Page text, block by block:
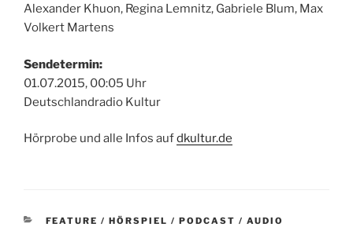
Alexander Khuon, Regina Lemnitz, Gabriele Blum, Max
Volkert Martens
Sendetermin:
01.07.2015, 00:05 Uhr
Deutschlandradio Kultur
Hörprobe und alle Infos aufdkultur.de
KATEGORIEN
FEATURE / HÖRSPIEL / PODCAST / AUDIO